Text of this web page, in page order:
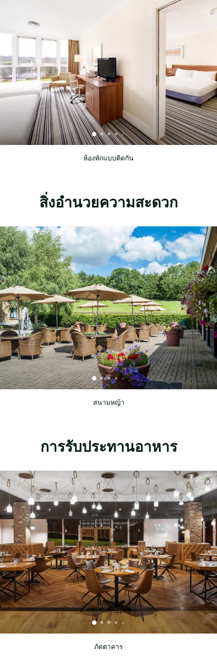
ห้องพักแบบติดกัน
สิ่งอำนวยความสะดวก
สนามหญ้า
การรับประทานอาหาร
ภัตตาคาร